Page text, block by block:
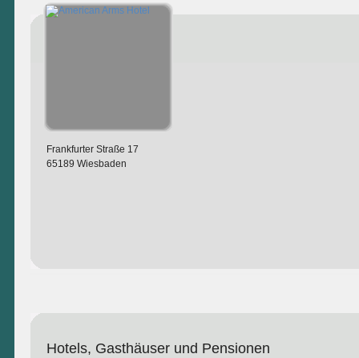
Frankfurter Straße 17
65189 Wiesbaden
Hotels, Gasthäuser und Pensionen